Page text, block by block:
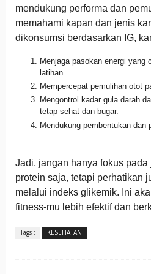
mendukung performa dan
memahami kapan dan jenis
dikonsumsi berdasarkan IG,
Menjaga pasokan energi yang
latihan.
Mempercepat pemulihan otot
Mengontrol kadar gula darah
tetap sehat dan bugar.
Mendukung pembentukan dan
Jadi, jangan hanya fokus
protein saja, tetapi perhatikan
melalui indeks glikemik. Ini
fitness-mu lebih efektif dan
Tags : KESEHATAN